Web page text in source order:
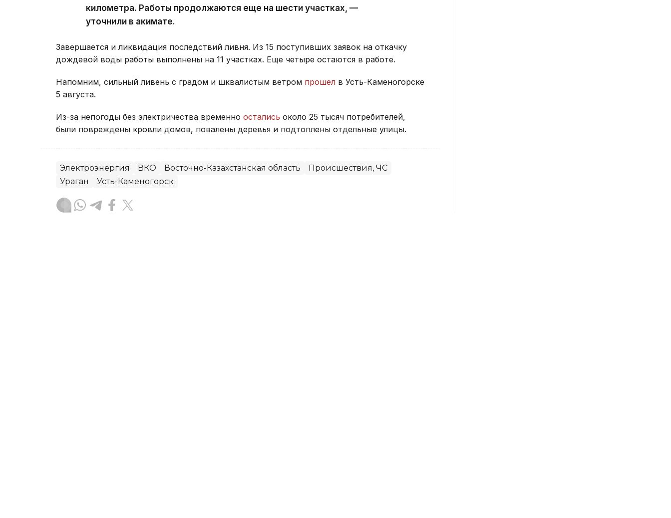
километра. Работы продолжаются еще на шести участках, —
уточнили в акимате.
Завершается и ликвидация последствий ливня. Из 15 поступивших заявок на откачку
дождевой воды работы выполнены на 11 участках. Еще четыре остаются в работе.
Напомним, сильный ливень с градом и шквалистым ветром прошел в Усть-Каменогорске
5 августа.
Из-за непогоды без электричества временно остались около 25 тысяч потребителей,
были повреждены кровли домов, повалены деревья и подтоплены отдельные улицы.
Электроэнергия ВКО Восточно-Казахстанская область
Происшествия, ЧС
Ураган
Усть-Каменогорск